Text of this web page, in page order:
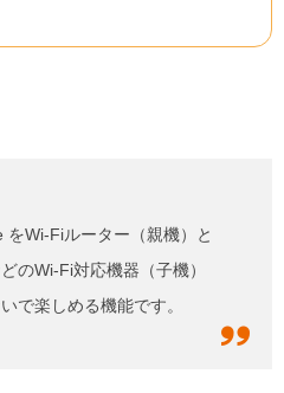
をWi-Fiルーター（親機）と
のWi-Fi対応機器（子機）
で楽しめる機能です。